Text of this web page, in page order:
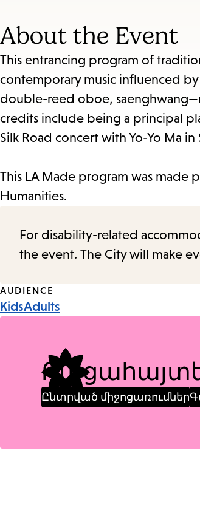
close
the
About the Event
This entrancing program of
contemporary music influenced
double-reed oboe,
credits include being a principal
Silk Road concert with Yo-Yo Ma
This LA Made program was
Humanities.
For disability-related
the event. The City will make
Event
Tags
AUDIENCE
KidsAdults
Ընտրված միջոցառումներ